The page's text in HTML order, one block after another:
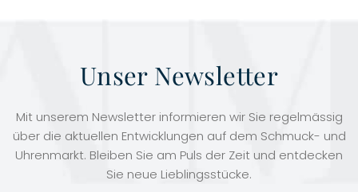
Unser Newsletter
Mit unserem Newsletter informieren wir Sie regelmässig
über die aktuellen Entwicklungen auf dem Schmuck- und
Uhrenmarkt. Bleiben Sie am Puls der Zeit und entdecken
Sie neue Lieblingsstücke.